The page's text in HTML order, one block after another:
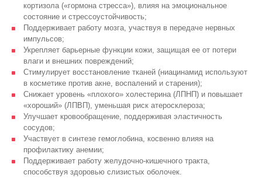
кортизола («гормона стресса»), влияя на эмоциональное
состояние и стрессоустойчивость;
Поддерживает работу мозга, участвуя в передаче нервных
импульсов;
Укрепляет барьерные функции кожи, защищая ее от потери
влаги и внешних повреждений;
Стимулирует восстановление тканей (ниацинамид используют
в косметике против акне, воспалений и старения);
Снижает уровень «плохого» холестерина (ЛПНП) и повышает
«хороший» (ЛПВП), уменьшая риск атеросклероза;
Улучшает кровообращение, поддерживая эластичность
сосудов;
Участвует в синтезе гемоглобина, косвенно влияя на
профилактику анемии;
Поддерживает работу желудочно-кишечного тракта,
способствуя здоровью слизистых оболочек.